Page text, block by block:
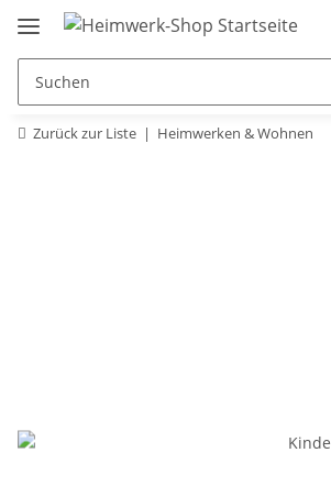
Zurück zur Liste Heimwerken & Wohnen